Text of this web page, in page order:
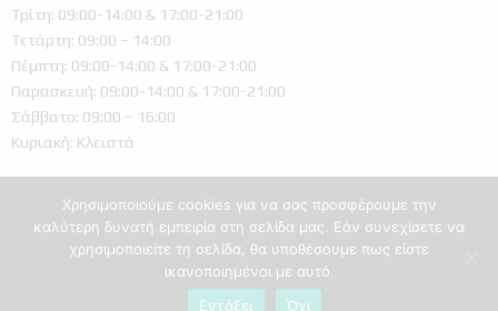
Τρίτη: 09:00-14:00 & 17:00-21:00
Τετάρτη: 09:00 – 14:00
Πέμπτη: 09:00-14:00 & 17:00-21:00
Παρασκευή: 09:00-14:00 & 17:00-21:00
Σάββατο: 09:00 – 16:00
Κυριακή: Κλειστά
Ελληνικά
Χρησιμοποιούμε cookies για να σας προσφέρουμε την
καλύτερη δυνατή εμπειρία στη σελίδα μας. Εάν συνεχίσετε να
χρησιμοποιείτε τη σελίδα, θα υποθέσουμε πως είστε
ικανοποιημένοι με αυτό.
Εντάξει
Όχι